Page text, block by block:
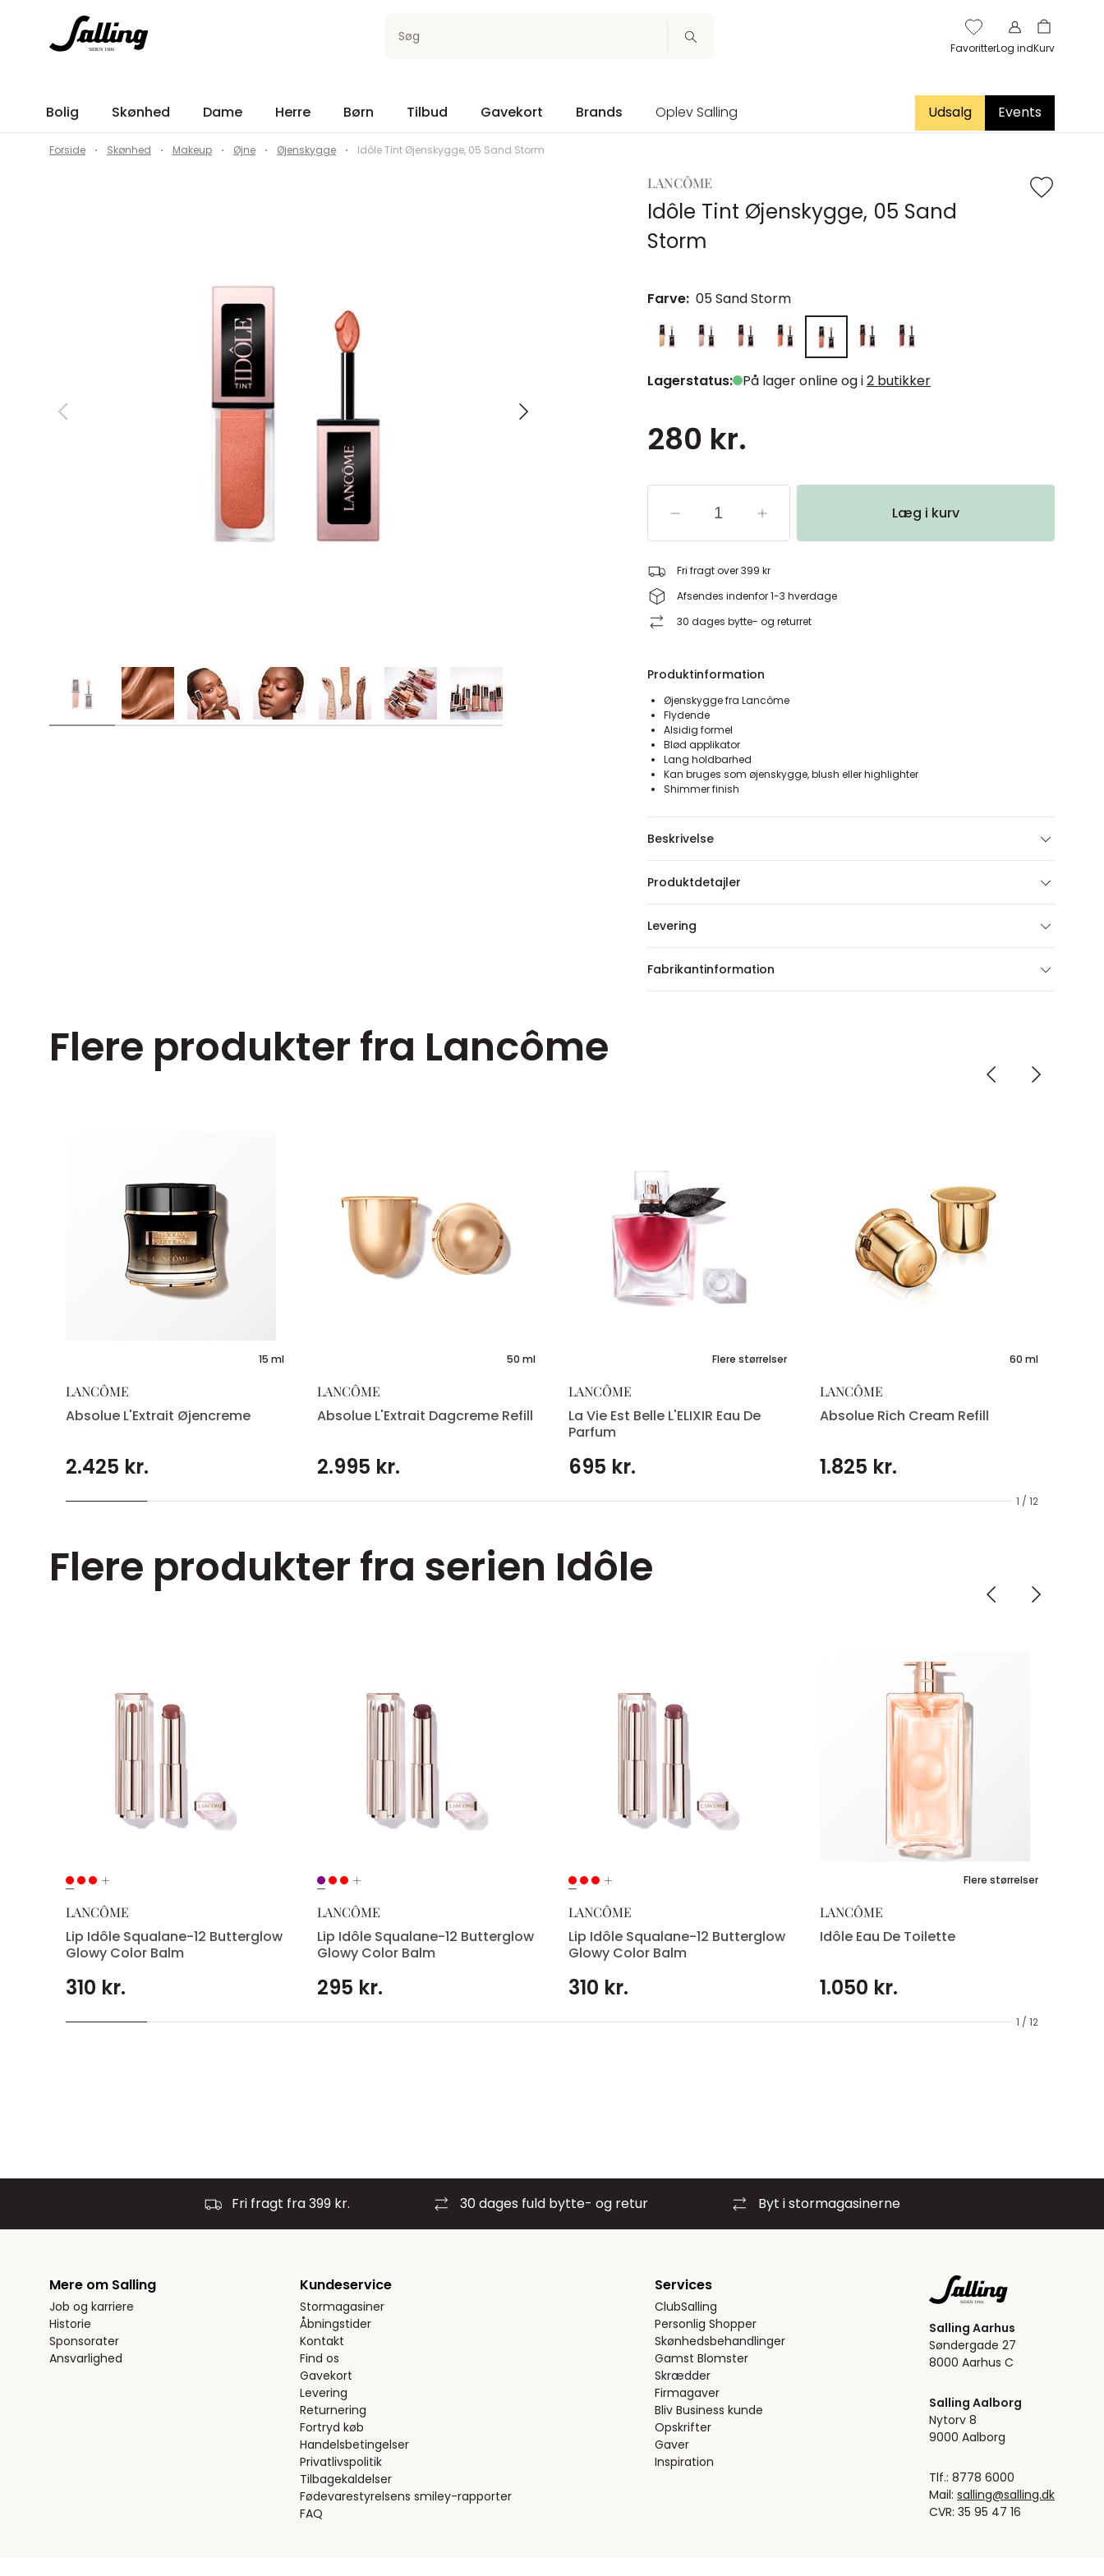
Søg
FavoritterLog indKurv
Bolig Skønhed Dame Herre Børn Tilbud Gavekort Brands Oplev Salling Udsalg Events
Forside Skønhed Makeup Øjne Øjenskygge Idôle Tint Øjenskygge, 05 Sand Storm
LANCÔME
Idôle Tint Øjenskygge, 05 Sand
Storm
Farve: 05 Sand Storm
Lagerstatus: På lager online og i2 butikker
280 kr.
Læg i kurv
Fri fragt over 399 kr
Afsendes indenfor 1-3 hverdage
30 dages bytte- og returret
Produktinformation
Øjenskygge fra Lancôme
Flydende
Alsidig formel
Blød applikator
Lang holdbarhed
Kan bruges som øjenskygge, blush eller highlighter
Shimmer finish
Beskrivelse
Produktdetajler
Levering
Fabrikantinformation
Flere produkter fra Lancôme
1 / 12
15 ml
LANCÔME
Absolue L'Extrait Øjencreme
2.425 kr.
50 ml
LANCÔME
Absolue L'Extrait Dagcreme Refill
2.995 kr.
Flere størrelser
LANCÔME
La Vie Est Belle L'ELIXIR Eau De
Parfum
695 kr.
60 ml
LANCÔME
Absolue Rich Cream Refill
1.825 kr.
Flere produkter fra serien Idôle
1 / 12
LANCÔME
Lip Idôle Squalane-12 Butterglow
Glowy Color Balm
310 kr.
LANCÔME
Lip Idôle Squalane-12 Butterglow
Glowy Color Balm
295 kr.
LANCÔME
Lip Idôle Squalane-12 Butterglow
Glowy Color Balm
310 kr.
Flere størrelser
LANCÔME
Idôle Eau De Toilette
1.050 kr.
Fri fragt fra 399 kr. 30 dages fuld bytte- og retur Byt i stormagasinerne
Mere om Salling
Job og karriere
Historie
Sponsorater
Ansvarlighed
Kundeservice
Stormagasiner
Åbningstider
Kontakt
Find os
Gavekort
Levering
Returnering
Fortryd køb
Handelsbetingelser
Privatlivspolitik
Tilbagekaldelser
Fødevarestyrelsens smiley-rapporter
FAQ
Services
ClubSalling
Personlig Shopper
Skønhedsbehandlinger
Gamst Blomster
Skrædder
Firmagaver
Bliv Business kunde
Opskrifter
Gaver
Inspiration
Salling Aarhus
Søndergade 27
8000 Aarhus C
Salling Aalborg
Nytorv 8
9000 Aalborg
Tlf.: 8778 6000
Mail: salling@salling.dk
CVR: 35 95 47 16